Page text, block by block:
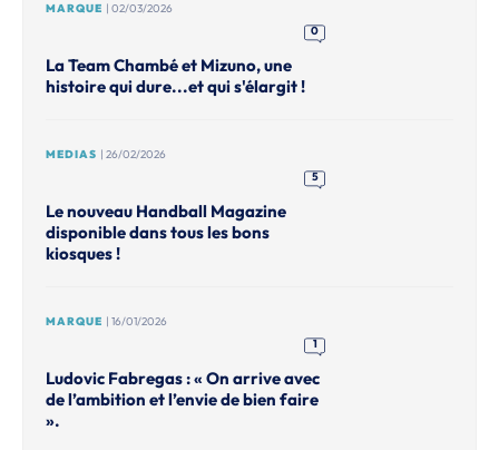
MARQUE | 02/03/2026
0
La Team Chambé et Mizuno, une
histoire qui dure...et qui s'élargit !
MEDIAS | 26/02/2026
5
Le nouveau Handball Magazine
disponible dans tous les bons
kiosques !
MARQUE | 16/01/2026
1
Ludovic Fabregas : « On arrive avec
de l’ambition et l’envie de bien faire
».